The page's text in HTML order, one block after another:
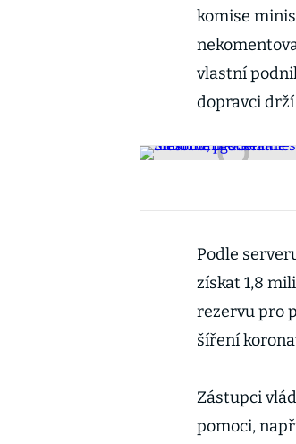
komise
vlastní
dopravci
Podle
získat 1,8
rezervu pro
šíření
Zástupci
pomoci,